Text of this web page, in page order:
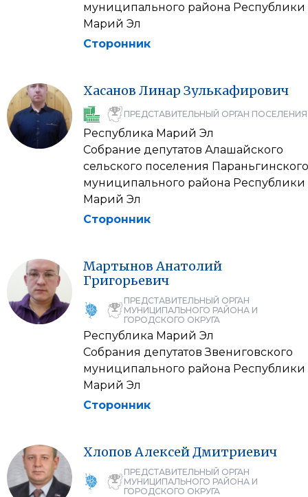
муниципального района Республики
Марий Эл
Сторонник
Хасанов Линар Зулькафирович
ПРЕДСТАВИТЕЛЬНЫЙ ОРГАН ПОСЕЛЕНИЯ
Республика Марий Эл
Собрание депутатов Алашайского
сельского поселения Параньгинского
муниципального района Республики
Марий Эл
Сторонник
Мартынов Анатолий
Григорьевич
ПРЕДСТАВИТЕЛЬНЫЙ ОРГАН
МУНИЦИПАЛЬНОГО РАЙОНА И
ГОРОДСКОГО ОКРУГА
Республика Марий Эл
Собрания депутатов Звениговского
муниципального района Республики
Марий Эл
Сторонник
Хлопов АлексейДмитриевич
ПРЕДСТАВИТЕЛЬНЫЙ ОРГАН
МУНИЦИПАЛЬНОГО РАЙОНА И
ГОРОДСКОГО ОКРУГА